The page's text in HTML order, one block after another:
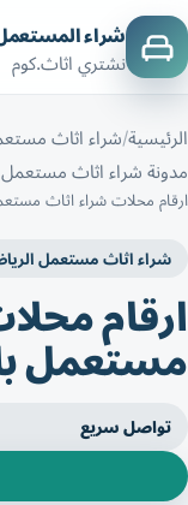
شراء
نشتري اثاث.كوم
الرئيسية شراء اثاث
مدونة شراء اثاث
ارقام محلات شراء اثاث
شراء اثاث مستعمل
ارقام
مستعمل
تواصل سريع